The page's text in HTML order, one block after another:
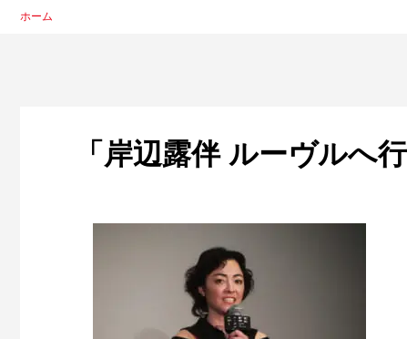
ホーム
「岸辺露伴 ルーヴルへ